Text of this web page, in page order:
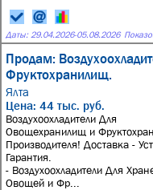
Даты: 29.04.2026-05.08.2026
Продам:
Фруктохранилищ.
Ялта
Цена: 44 тыс. руб.
Воздухоохладители Для
Овощехранилищ и
Производителя! Доставка -
Гарантия.
- Воздухоохладители Для
Овощей и Фр...